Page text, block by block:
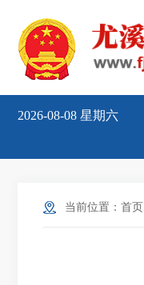
2026-08-08 星期六
当前位置： 首页